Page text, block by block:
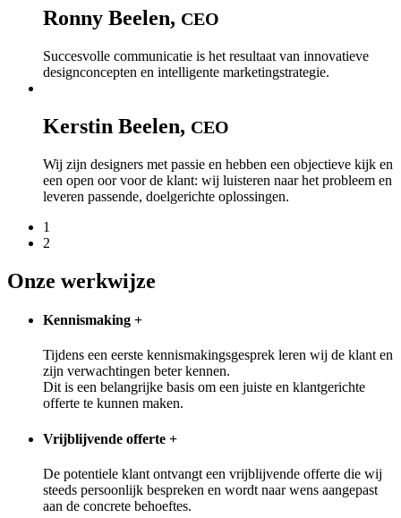
Ronny Beelen, CEO
Succesvolle communicatie is het resultaat van innovatieve
designconcepten en intelligente marketingstrategie.
Kerstin Beelen, CEO
Wij zijn designers met passie en hebben een objectieve kijk en
een open oor voor de klant: wij luisteren naar het probleem en
leveren passende, doelgerichte oplossingen.
1
2
Onze werkwijze
Kennismaking +
Tijdens een eerste kennismakingsgesprek leren wij de klant en
zijn verwachtingen beter kennen.
Dit is een belangrijke basis om een juiste en klantgerichte
offerte te kunnen maken.
Vrijblijvende offerte +
De potentiele klant ontvangt een vrijblijvende offerte die wij
steeds persoonlijk bespreken en wordt naar wens aangepast
aan de concrete behoeftes.